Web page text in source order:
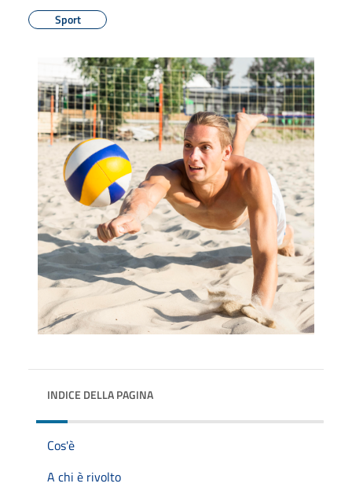
Sport
INDICE DELLA PAGINA
Cos'è
A chi è rivolto